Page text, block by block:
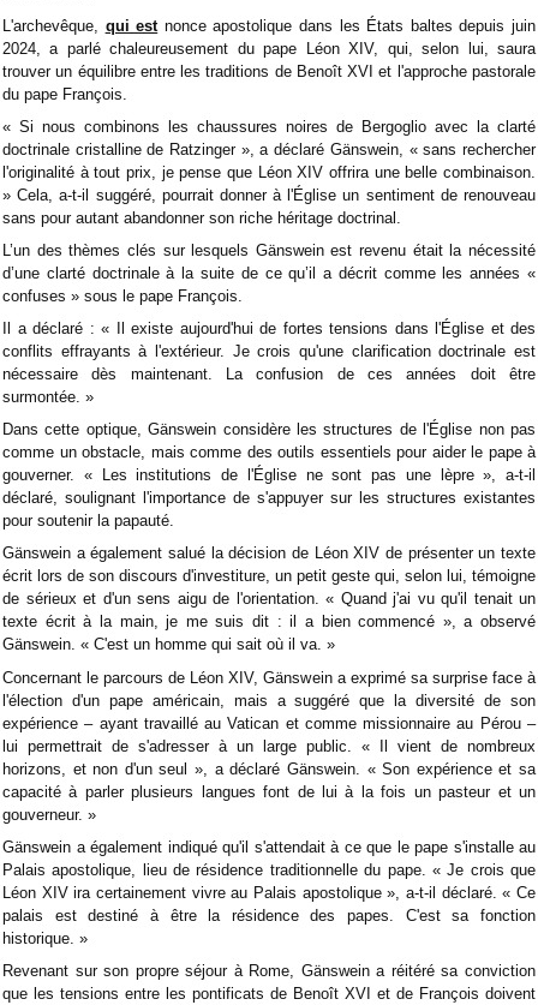
L'archevêque, qui est nonce apostolique dans les États baltes depuis juin
2024, a parlé chaleureusement du pape Léon XIV, qui, selon lui, saura
trouver un équilibre entre les traditions de Benoît XVI et l'approche pastorale
du pape François.
« Si nous combinons les chaussures noires de Bergoglio avec la clarté
doctrinale cristalline de Ratzinger », a déclaré Gänswein, « sans rechercher
l'originalité à tout prix, je pense que Léon XIV offrira une belle combinaison.
» Cela, a-t-il suggéré, pourrait donner à l'Église un sentiment de renouveau
sans pour autant abandonner son riche héritage doctrinal.
L’un des thèmes clés sur lesquels Gänswein est revenu était la nécessité
d’une clarté doctrinale à la suite de ce qu’il a décrit comme les années «
confuses » sous le pape François.
Il a déclaré : « Il existe aujourd'hui de fortes tensions dans l'Église et des
conflits effrayants à l'extérieur. Je crois qu'une clarification doctrinale est
nécessaire dès maintenant. La confusion de ces années doit être
surmontée. »
Dans cette optique, Gänswein considère les structures de l'Église non pas
comme un obstacle, mais comme des outils essentiels pour aider le pape à
gouverner. « Les institutions de l'Église ne sont pas une lèpre », a-t-il
déclaré, soulignant l'importance de s'appuyer sur les structures existantes
pour soutenir la papauté.
Gänswein a également salué la décision de Léon XIV de présenter un texte
écrit lors de son discours d'investiture, un petit geste qui, selon lui, témoigne
de sérieux et d'un sens aigu de l'orientation. « Quand j'ai vu qu'il tenait un
texte écrit à la main, je me suis dit : il a bien commencé », a observé
Gänswein. « C'est un homme qui sait où il va. »
Concernant le parcours de Léon XIV, Gänswein a exprimé sa surprise face à
l'élection d'un pape américain, mais a suggéré que la diversité de son
expérience – ayant travaillé au Vatican et comme missionnaire au Pérou –
lui permettrait de s'adresser à un large public. « Il vient de nombreux
horizons, et non d'un seul », a déclaré Gänswein. « Son expérience et sa
capacité à parler plusieurs langues font de lui à la fois un pasteur et un
gouverneur. »
Gänswein a également indiqué qu'il s'attendait à ce que le pape s'installe au
Palais apostolique, lieu de résidence traditionnelle du pape. « Je crois que
Léon XIV ira certainement vivre au Palais apostolique », a-t-il déclaré. « Ce
palais est destiné à être la résidence des papes. C'est sa fonction
historique. »
Revenant sur son propre séjour à Rome, Gänswein a réitéré sa conviction
que les tensions entre les pontificats de Benoît XVI et de François doivent